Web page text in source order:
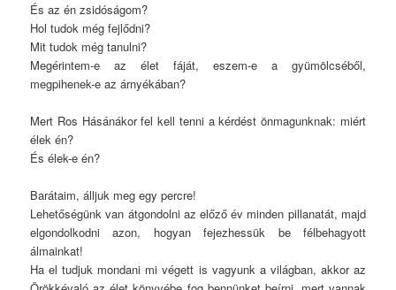
És az én zsidóságom?
Hol tudok még fejlődni?
Mit tudok még tanulni?
Megérintem-e az élet fáját, eszem-e a gyümölcséből,
megpihenek-e az árnyékában?
Mert Ros Hásánákor fel kell tenni a kérdést önmagunknak: miért
élek én?
És élek-e én?
Barátaim, álljuk meg egy percre!
Lehetőségünk van átgondolni az előző év minden pillanatát, majd
elgondolkodni azon, hogyan fejezhessük be félbehagyott
álmainkat!
Ha el tudjuk mondani mi végett is vagyunk a világban, akkor az